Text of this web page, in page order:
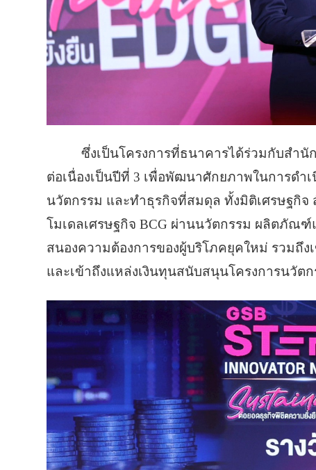
ซึ่งเป็นโครงการที่ธนาคารได้ร่วมกับสำ
ต่อเนื่องเป็นปีที่ 3 เพื่อพัฒนาศักยภาพในการดำ
นวัตกรรม และทำธุรกิจที่สมดุล ทั้งมิติเศรษฐกิ
โมเดลเศรษฐกิจ BCG ผ่านนวัตกรรม ผลิตภัณ
สนองความต้องการของผู้บริโภคยุคใหม่ รวมถึ
และเข้าถึงแหล่งเงินทุนสนับสนุนโครงการนวัตก